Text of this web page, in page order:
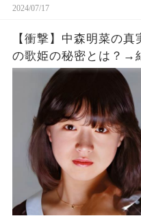
2024/07/17
【衝撃】中森明菜の
の歌姫の秘密とは？→